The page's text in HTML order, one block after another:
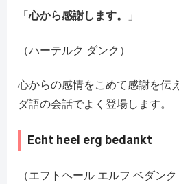
「心から感謝します。 」
（ハーテルク ダンク）
心からの感情をこめて感謝を伝
ダ語の会話でよく登場します。
Echt heel erg bedankt
（エフトヘール エルフ ベダンク